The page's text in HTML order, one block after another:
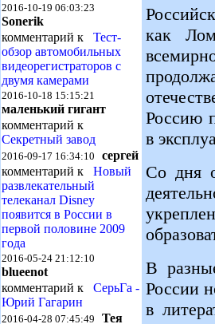
2016-10-19 06:03:23
Sonerik
комментарий к Тест-
обзор автомобильных
видеорегистраторов с
двумя камерами
2016-10-18 15:15:21
маленький гигант
комментарий к
Секретный завод
2016-09-17 16:34:10 сергей
комментарий к Новый
развлекательный
телеканал Disney
появится в России в
первой половине 2009
года
2016-05-24 21:12:10
blueenot
комментарий к СерьГа -
Юрий Гагарин
2016-04-28 07:45:49 Тея
как
Россию
в
Со дня
В
России
в